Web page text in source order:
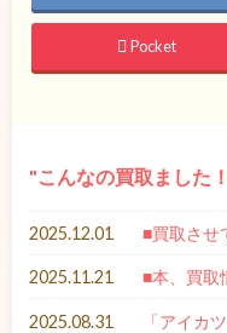
Pocket
こんなの買取ました！
2025.12.01 ■買取させ
2025.11.21 ■本、買取
2025.08.31
「アイカ